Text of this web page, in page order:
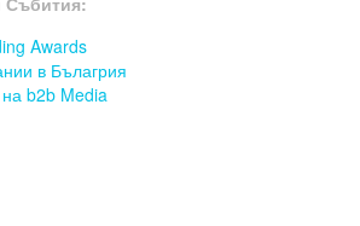
Awards
в Бълагрия
b2b Media